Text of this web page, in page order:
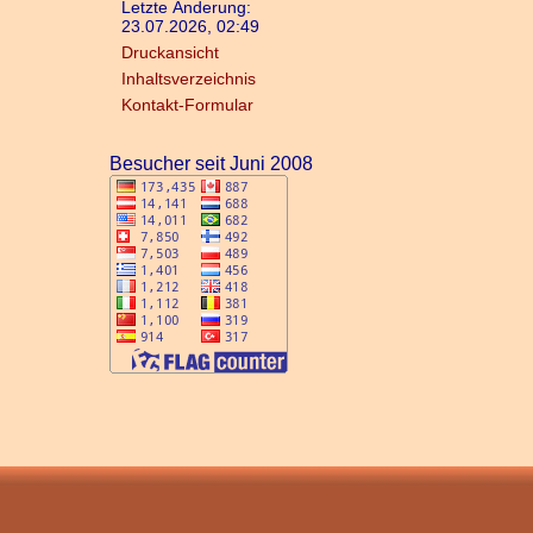
Letzte Änderung:
23.07.2026, 02:49
Druckansicht
Inhaltsverzeichnis
Kontakt-Formular
Besucher seit Juni 2008